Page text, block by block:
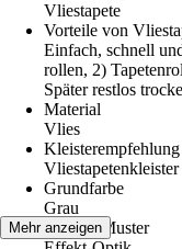
Vliestapete
Vorteile von
Einfach, schnell
rollen, 2)
Später restlos
Material
Vlies
Kleisterempfehlung
Vliestapetenkleister
Grundfarbe
Grau
Dekor / Muster
Mehr anzeigen